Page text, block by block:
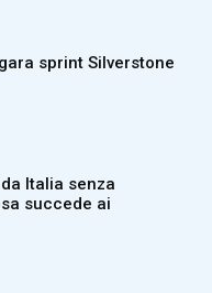
sprint Silverstone
Italia senza
succede ai